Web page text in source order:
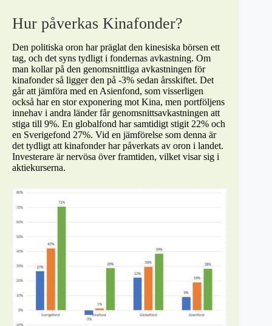
Hur påverkas Kinafonder?
Den politiska oron har präglat den kinesiska börsen ett
tag, och det syns tydligt i fondernas avkastning. Om
man kollar på den genomsnittliga avkastningen för
kinafonder så ligger den på -3% sedan årsskiftet. Det
går att jämföra med en Asienfond, som visserligen
också har en stor exponering mot Kina, men portföljens
innehav i andra länder får genomsnittsavkastningen att
stiga till 9%. En globalfond har samtidigt stigit 22% och
en Sverigefond 27%. Vid en jämförelse som denna är
det tydligt att kinafonder har påverkats av oron i landet.
Investerare är nervösa över framtiden, vilket visar sig i
aktiekurserna.